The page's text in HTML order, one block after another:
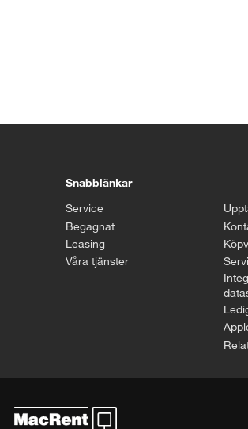
Snabblänkar
Service
Begagnat
Leasing
Våra tjänster